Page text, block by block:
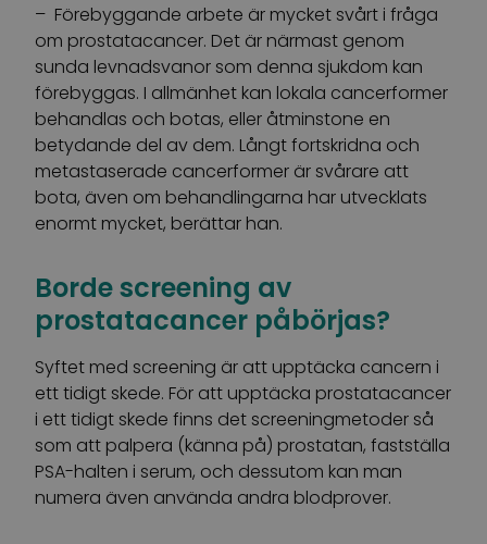
– Förebyggande arbete är mycket svårt i fråga
om prostatacancer. Det är närmast genom
sunda levnadsvanor som denna sjukdom kan
förebyggas. I allmänhet kan lokala cancerformer
behandlas och botas, eller åtminstone en
betydande del av dem. Långt fortskridna och
metastaserade cancerformer är svårare att
bota, även om behandlingarna har utvecklats
enormt mycket, berättar han.
Borde screening av
prostatacancer påbörjas?
Syftet med screening är att upptäcka cancern i
ett tidigt skede. För att upptäcka prostatacancer
i ett tidigt skede finns det screeningmetoder så
som att palpera (känna på) prostatan, fastställa
PSA-halten i serum, och dessutom kan man
numera även använda andra blodprover.